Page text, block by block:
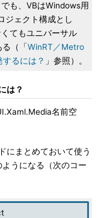
も、VBはWindows用
ジェクト構成とし
てもユニバーサル
（「WinRT／Metro
るには？ 」参照）。
は？
名前空
にまとめておいて使う
うになる（次のコー